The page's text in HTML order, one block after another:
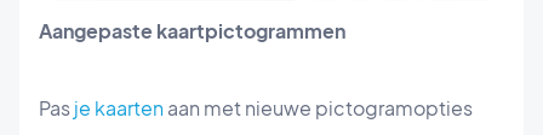
Aangepaste kaartpictogrammen
Pasje kaartenaan met nieuwe pictogramopties